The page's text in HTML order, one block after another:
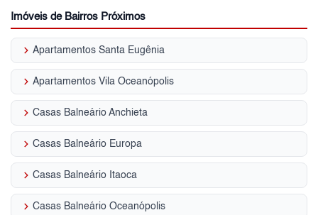
Imóveis de Bairros Próximos
keyboard_arrow_right Apartamentos Santa Eugênia
keyboard_arrow_right Apartamentos Vila Oceanópolis
keyboard_arrow_right Casas Balneário Anchieta
keyboard_arrow_right Casas Balneário Europa
keyboard_arrow_right Casas Balneário Itaoca
keyboard_arrow_right Casas Balneário Oceanópolis